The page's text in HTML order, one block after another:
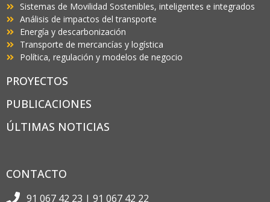
Sistemas de Movilidad Sostenibles, inteligentes e integrados
Análisis de impactos del transporte
Energía y descarbonización
Transporte de mercancías y logística
Política, regulación y modelos de negocio
PROYECTOS
PUBLICACIONES
ÚLTIMAS NOTICIAS
CONTACTO
91 067 42 23 | 91 067 42 22